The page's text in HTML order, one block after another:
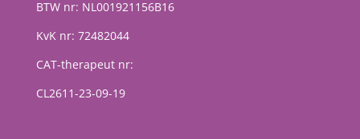
BTW nr: NL001921156B16
KvK nr: 72482044
CAT-therapeut nr:
CL2611-23-09-19